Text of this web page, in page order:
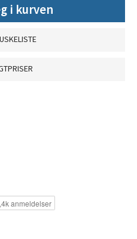
i kurven